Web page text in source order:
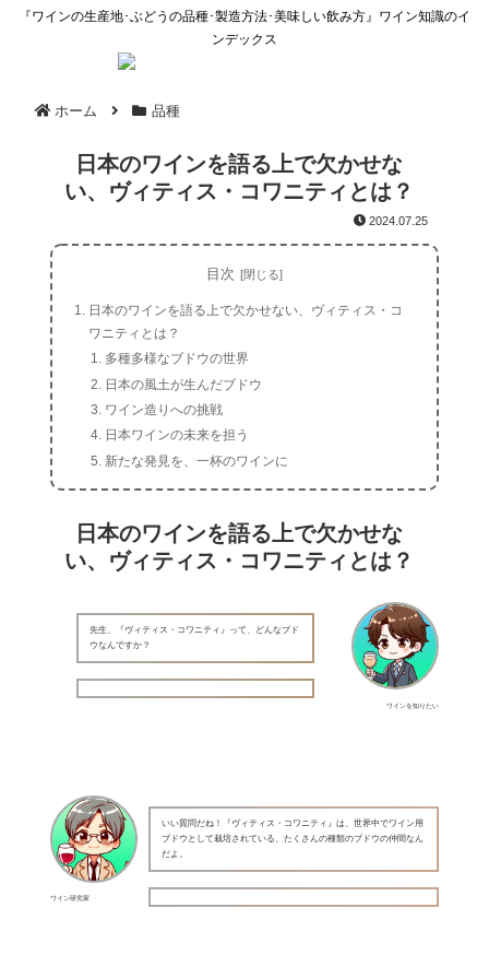
『ワインの生産地･ぶどうの品種･製造方法･美味しい飲み方』ワイン知識のイ
ンデックス
ホーム 品種
日本のワインを語る上で欠かせな
い、ヴィティス・コワニティとは？
2024.07.25
目次
日本のワインを語る上で欠かせない、ヴィティス・コ
ワニティとは？
多種多様なブドウの世界
日本の風土が生んだブドウ
ワイン造りへの挑戦
日本ワインの未来を担う
新たな発見を、一杯のワインに
日本のワインを語る上で欠かせな
い、ヴィティス・コワニティとは？
ワインを知りたい
先生、『ヴィティス・コワニティ』って、どんなブド
ウなんですか？
ワイン研究家
いい質問だね！『ヴィティス・コワニティ』は、世界中でワイン用
ブドウとして栽培されている、たくさんの種類のブドウの仲間なん
だよ。